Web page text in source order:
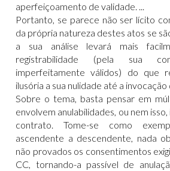
aperfeiçoamento de validade. ...
Portanto, se parece não ser lícito
da própria natureza destes atos se
a sua análise levará mais
registrabilidade (pela sua
imperfeitamente válidos) do que
ilusória a sua nulidade até a invocação
Sobre o tema, basta pensar em
envolvem anulabilidades, ou nem
contrato. Tome-se como
ascendente a descendente, nada
não provados os consentimentos
CC, tornando-a passível de